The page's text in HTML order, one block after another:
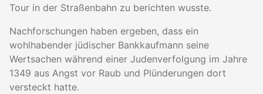
Tour in der Straßenbahn zu berichten wusste.
Nachforschungen haben ergeben, dass ein
wohlhabender jüdischer Bankkaufmann seine
Wertsachen während einer Judenverfolgung im Jahre
1349 aus Angst vor Raub und Plünderungen dort
versteckt hatte.